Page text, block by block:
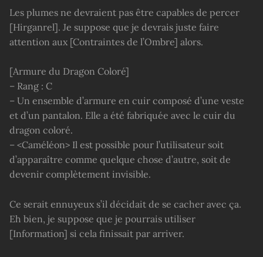
Les plumes ne devraient pas être capables de percer
[Hirganrel]. Je suppose que je devrais juste faire
attention aux [Contraintes de l’Ombre] alors.
[Armure du Dragon Coloré]
– Rang : C
– Un ensemble d’armure en cuir composé d’une veste
et d’un pantalon. Elle a été fabriquée avec le cuir du
dragon coloré.
– <Caméléon> Il est possible pour l’utilisateur soit
d’apparaître comme quelque chose d’autre, soit de
devenir complètement invisible.
Ce serait ennuyeux s’il décidait de se cacher avec ça.
Eh bien, je suppose que je pourrais utiliser
[Information] si cela finissait par arriver.